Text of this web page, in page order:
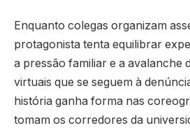
Enquanto colegas organizam
protagonista tenta equilibrar
a pressão familiar e a avalanche
virtuais que se seguem à
história ganha forma nas
tomam os corredores da